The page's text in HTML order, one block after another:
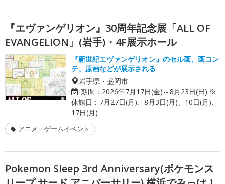
『エヴァンゲリオン』30周年記念展「ALL OF
EVANGELION」(岩手)・4F展示ホール
『新世紀エヴァンゲリオン』のセル画、画コン
テ、原画などが展示される
岩手県・盛岡市
期間： 2026年7月17日(金)～8月23日(日) ※
休館日：7月27日(月)、8月3日(月)、10日(月)、
17日(月)
アニメ・ゲームイベント
Pokemon Sleep 3rd Anniversary(ポケモンス